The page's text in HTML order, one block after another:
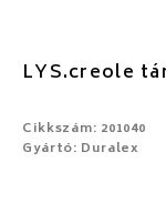
LYS.creole
Cikkszám: 201040
Gyártó: Duralex